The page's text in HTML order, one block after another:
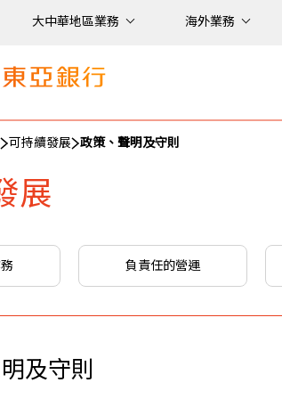
大中華地區業務 海外業務
可持續發展 政策、聲明及守則
展
負責任的營運
及守則